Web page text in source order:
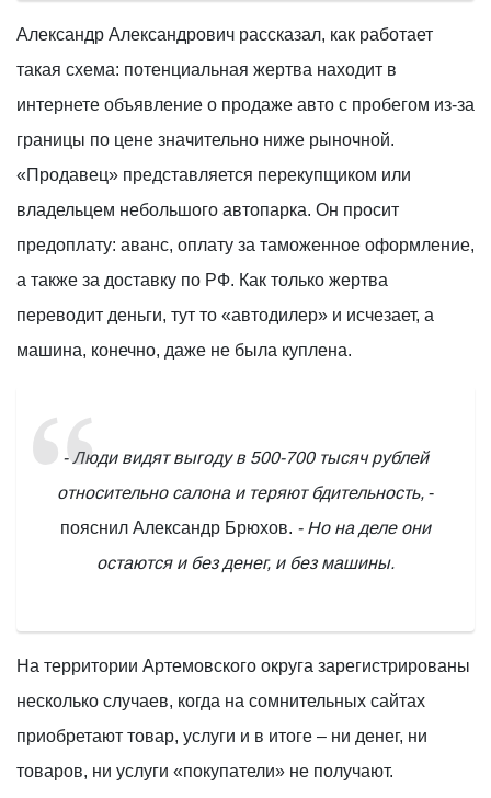
Александр Александрович рассказал, как работает
такая схема: потенциальная жертва находит в
интернете объявление о продаже авто с пробегом из-за
границы по цене значительно ниже рыночной.
«Продавец» представляется перекупщиком или
владельцем небольшого автопарка. Он просит
предоплату: аванс, оплату за таможенное оформление,
а также за доставку по РФ. Как только жертва
переводит деньги, тут то «автодилер» и исчезает, а
машина, конечно, даже не была куплена.
- Люди видят выгоду в 500-700 тысяч рублей
относительно салона и теряют бдительность, -
пояснил Александр Брюхов. - Но на деле они
остаются и без денег, и без машины.
На территории Артемовского округа зарегистрированы
несколько случаев, когда на сомнительных сайтах
приобретают товар, услуги и в итоге – ни денег, ни
товаров, ни услуги «покупатели» не получают.